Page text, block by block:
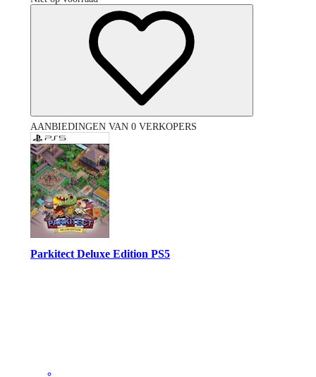
AANBIEDINGEN VAN 0 VERKOPERS
Parkitect Deluxe Edition PS5